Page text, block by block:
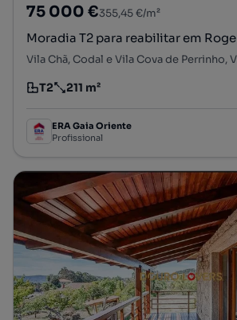
75 000 €355,45 €/m²
Moradia T2 para reabilitar em Roge
Tipologia
T2
Preço por metro quadrado
211 m²
ERA Gaia Oriente
Profissional